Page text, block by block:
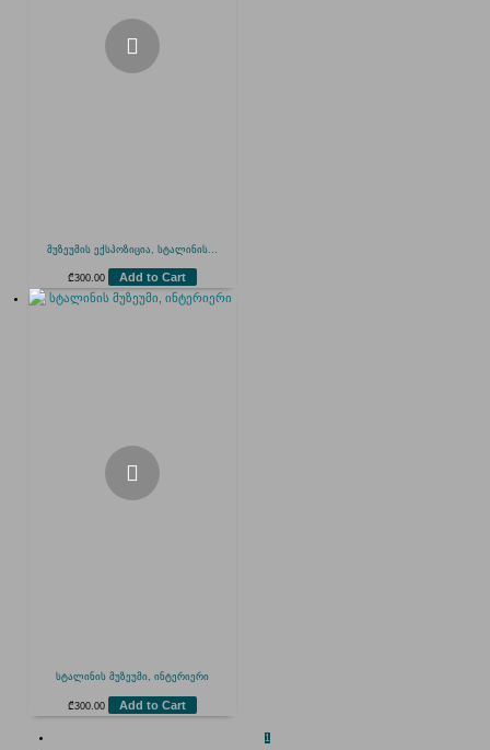
მუზეუმის ექსპოზიცია, სტალინის...
₾300.00 Add to Cart
სტალინის მუზეუმი, ინტერიერი
₾300.00 Add to Cart
1